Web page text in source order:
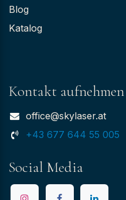
Blog
Katalog
Kontakt aufnehmen
office@skylaser.at
+43 677 644 55 005
Social Media